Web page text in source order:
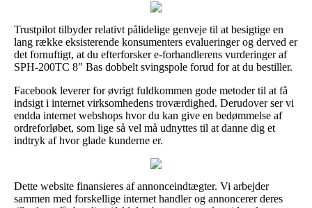
Trustpilot tilbyder relativt pålidelige genveje til at besigtige en
lang række eksisterende konsumenters evalueringer og derved er
det fornuftigt, at du efterforsker e-forhandlerens vurderinger af
SPH-200TC 8″ Bas dobbelt svingspole forud for at du bestiller.
Facebook leverer for øvrigt fuldkommen gode metoder til at få
indsigt i internet virksomhedens troværdighed. Derudover ser vi
endda internet webshops hvor du kan give en bedømmelse af
ordreforløbet, som lige så vel må udnyttes til at danne dig et
indtryk af hvor glade kunderne er.
Dette website finansieres af annonceindtægter. Vi arbejder
sammen med forskellige internet handler og annoncerer deres